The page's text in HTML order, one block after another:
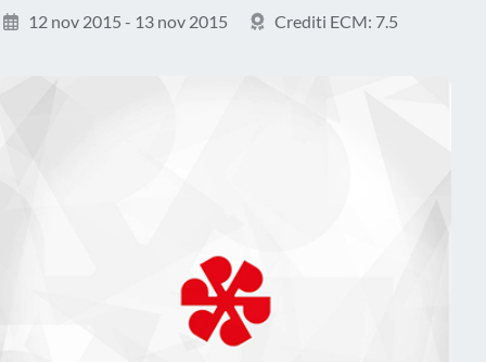
12 nov 2015 - 13 nov 2015
Crediti ECM: 7.5